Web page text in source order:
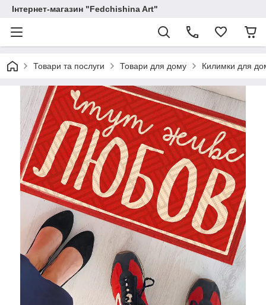
Інтернет-магазин "Fedchishina Art"
Товари та послуги Товари для дому Килимки для